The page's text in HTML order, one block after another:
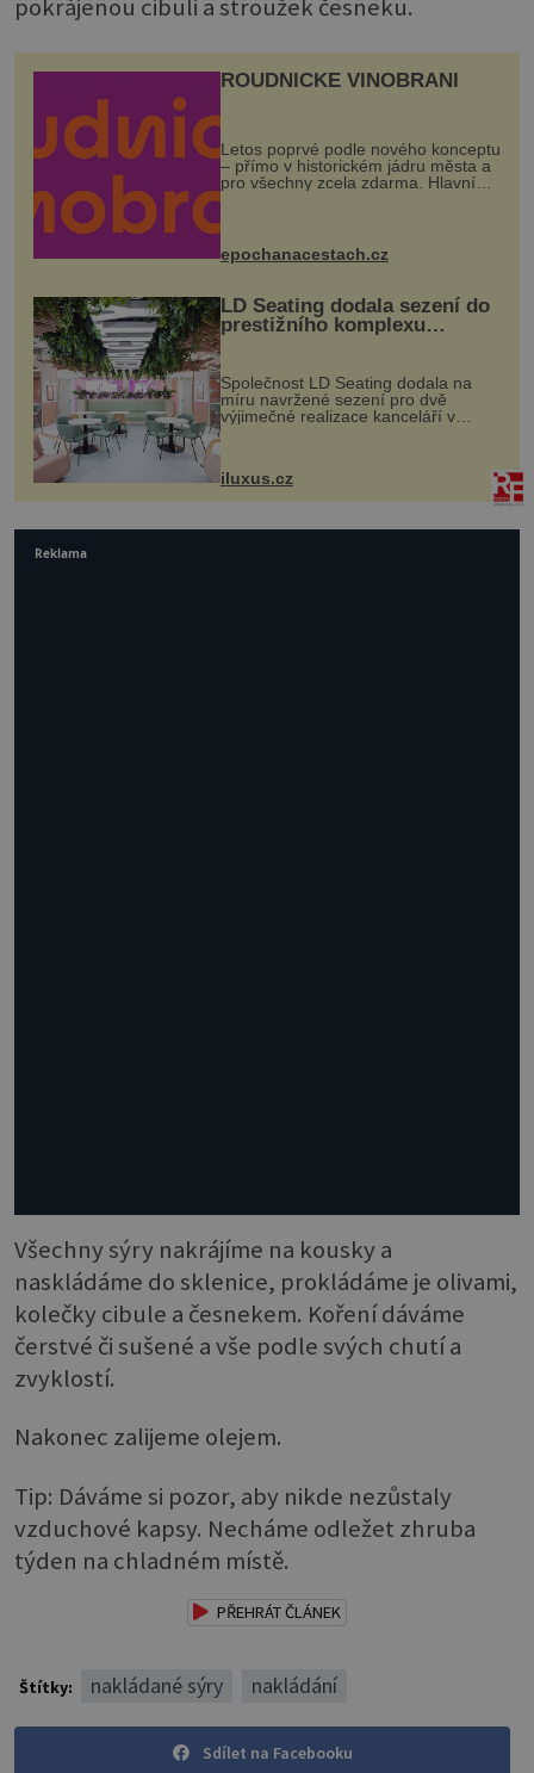
pokrájenou cibuli a stroužek česneku.
ROUDNICKÉ VINOBRANÍ
Letos poprvé podle nového konceptu
– přímo v historickém jádru města a
pro všechny zcela zdarma. Hlavní
program se odehraje na Karlově a
mohou těšit na víno, burčák, pes...
epochanacestach.cz
LD Seating dodala sezení do
prestižního komplexu
MediaCityUK v Salfordu
Společnost LD Seating dodala na
míru navržené sezení pro dvě
výjimečné realizace kanceláří v
areálu MediaCityUK v anglickém
budov Media...
iluxus.cz
Všechny sýry nakrájíme na kousky a
naskládáme do sklenice, prokládáme je olivami,
kolečky cibule a česnekem. Koření dáváme
čerstvé či sušené a vše podle svých chutí a
zvyklostí.
Nakonec zalijeme olejem.
Tip: Dáváme si pozor, aby nikde nezůstaly
vzduchové kapsy. Necháme odležet zhruba
týden na chladném místě.
PŘEHRÁT ČLÁNEK
Štítky: nakládané sýry nakládání
Sdílet na Facebooku
Reklama